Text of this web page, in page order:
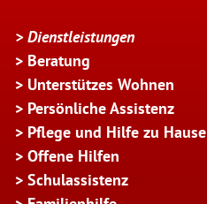
> Dienstleistungen
> Beratung
> Unterstützes Wohnen
> Persönliche Assistenz
> Pflege und Hilfe zu Hause
> Offene Hilfen
> Schulassistenz